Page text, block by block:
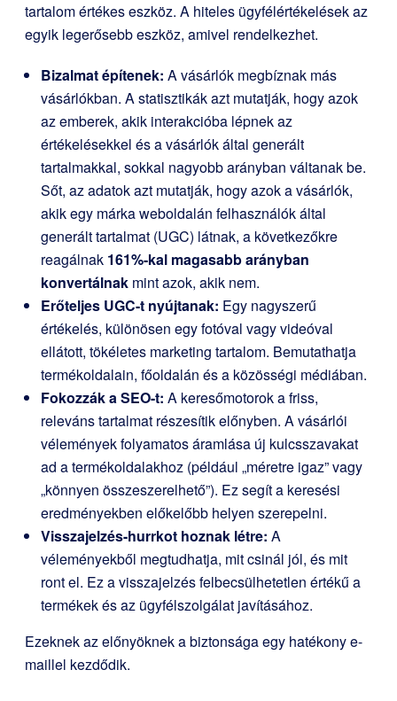
tartalom értékes eszköz. A hiteles ügyfélértékelések az
egyik legerősebb eszköz, amivel rendelkezhet.
Bizalmat építenek: A vásárlók megbíznak más
vásárlókban. A statisztikák azt mutatják, hogy azok
az emberek, akik interakcióba lépnek az
értékelésekkel és a vásárlók által generált
tartalmakkal, sokkal nagyobb arányban váltanak be.
Sőt, az adatok azt mutatják, hogy azok a vásárlók,
akik egy márka weboldalán felhasználók által
generált tartalmat (UGC) látnak, a következőkre
reagálnak 161%-kal magasabb arányban
konvertálnak mint azok, akik nem.
Erőteljes UGC-t nyújtanak: Egy nagyszerű
értékelés, különösen egy fotóval vagy videóval
ellátott, tökéletes marketing tartalom. Bemutathatja
termékoldalain, főoldalán és a közösségi médiában.
Fokozzák a SEO-t: A keresőmotorok a friss,
releváns tartalmat részesítik előnyben. A vásárlói
vélemények folyamatos áramlása új kulcsszavakat
ad a termékoldalakhoz (például „méretre igaz” vagy
„könnyen összeszerelhető”). Ez segít a keresési
eredményekben előkelőbb helyen szerepelni.
Visszajelzés-hurrkot hoznak létre: A
véleményekből megtudhatja, mit csinál jól, és mit
ront el. Ez a visszajelzés felbecsülhetetlen értékű a
termékek és az ügyfélszolgálat javításához.
Ezeknek az előnyöknek a biztonsága egy hatékony e-
maillel kezdődik.